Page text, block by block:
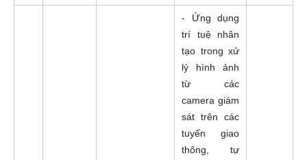
- Ứng dụng
trí tuệ nhân
tạo trong xử
lý hình ảnh
từ các
camera giám
sát trên các
tuyến giao
thông, tự